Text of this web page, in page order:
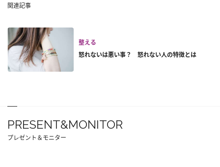
関連記事
整える
怒れないは悪い事？ 怒れない人の特徴とは
PRESENT&MONITOR
プレゼント＆モニター